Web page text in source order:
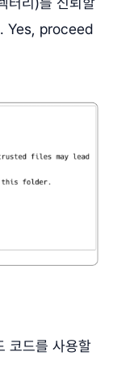
. Yes, proceed
코드를 사용할